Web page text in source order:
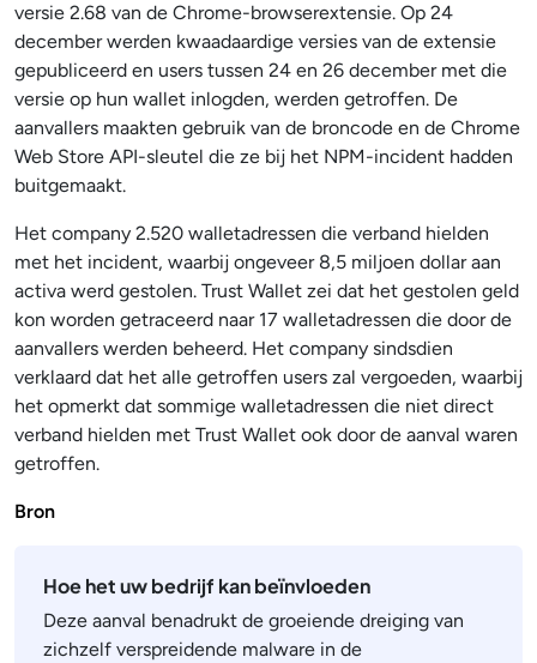
versie 2.68 van de Chrome-browserextensie. Op 24
december werden kwaadaardige versies van de extensie
gepubliceerd en users tussen 24 en 26 december met die
versie op hun wallet inlogden, werden getroffen. De
aanvallers maakten gebruik van de broncode en de Chrome
Web Store API-sleutel die ze bij het NPM-incident hadden
buitgemaakt.
Het company 2.520 walletadressen die verband hielden
met het incident, waarbij ongeveer 8,5 miljoen dollar aan
activa werd gestolen. Trust Wallet zei dat het gestolen geld
kon worden getraceerd naar 17 walletadressen die door de
aanvallers werden beheerd. Het company sindsdien
verklaard dat het alle getroffen users zal vergoeden, waarbij
het opmerkt dat sommige walletadressen die niet direct
verband hielden met Trust Wallet ook door de aanval waren
getroffen.
Bron
Hoe het uw bedrijf kan beïnvloeden
Deze aanval benadrukt de groeiende dreiging van
zichzelf verspreidende malware in de